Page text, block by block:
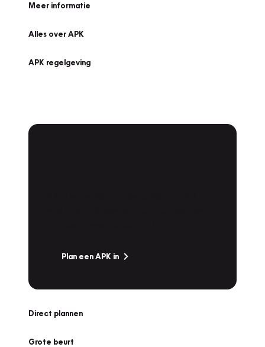
Meer informatie
Alles over APK
APK regelgeving
Plan een APK in
Direct plannen
Grote beurt